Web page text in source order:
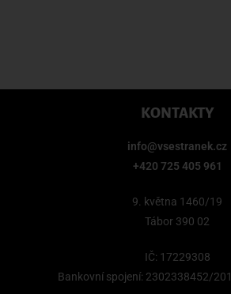
KONTAKTY
info@vsestranek.cz
+420 725 405 961
9. května 1460/19
Tábor 390 02
IČ: 17229308
Bankovní spojení: 2302338452/